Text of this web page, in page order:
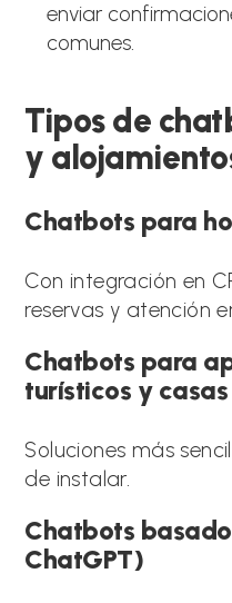
enviar
comunes.
Tipos de
y
Chatbots para
Con integración en
reservas y atención
Chatbots para
turísticos y
Soluciones más
de instalar.
Chatbots
ChatGPT)